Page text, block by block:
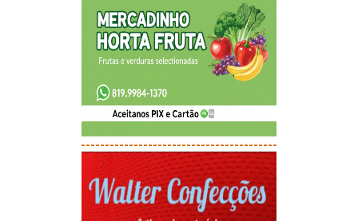
-----------------------------------------